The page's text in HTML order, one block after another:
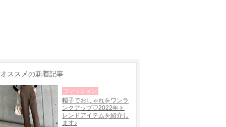
オススメの新着記事
帽子でおしゃれをワンラ
ンクアップ♡2022年ト
レンドアイテムを紹介し
ます♪
ファッション